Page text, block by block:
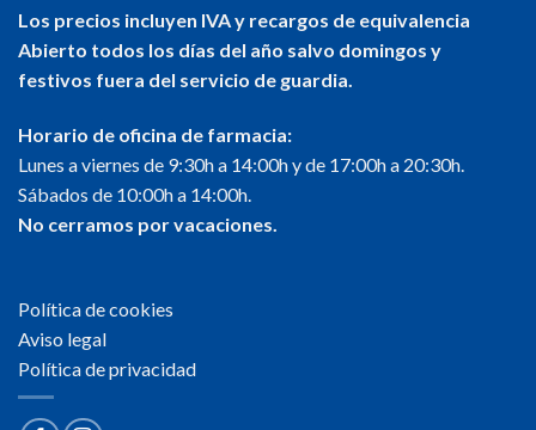
Los precios incluyen IVA y recargos de equivalencia
Abierto todos los días del año salvo domingos y
festivos fuera del servicio de guardia.
Horario de oficina de farmacia:
Lunes a viernes de 9:30h a 14:00h y de 17:00h a 20:30h.
Sábados de 10:00h a 14:00h.
No cerramos por vacaciones.
Política de cookies
Aviso legal
Política de privacidad